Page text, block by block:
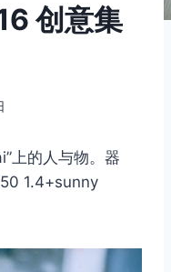
创意集
上的人与物。器
1.4+sunny